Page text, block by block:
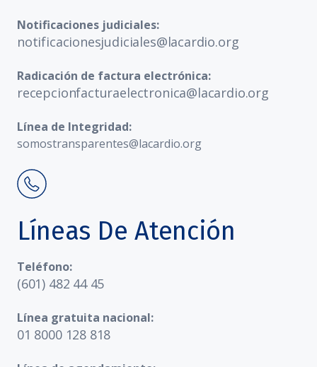
Notificaciones judiciales:
notificacionesjudiciales@lacardio.org
Radicación de factura electrónica:
recepcionfacturaelectronica@lacardio.org
Línea de Integridad:
somostransparentes@lacardio.org
Líneas De Atención
Teléfono:
(601) 482 44 45
Línea gratuita nacional:
01 8000 128 818